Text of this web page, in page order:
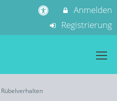
Anmelden
Registrierung